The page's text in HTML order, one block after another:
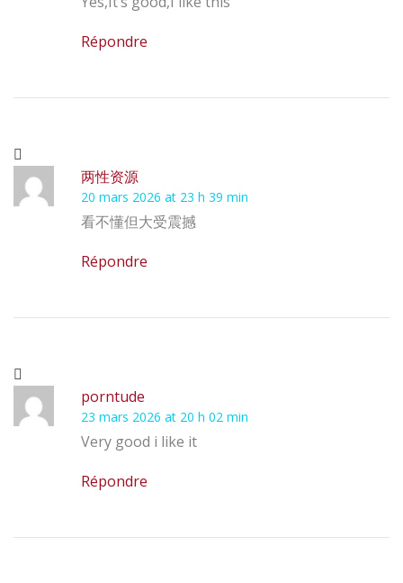
Répondre
两性资源
20 mars 2026 at 23 h 39 min
看不懂但大受震撼
Répondre
porntude
23 mars 2026 at 20 h 02 min
Very good i like it
Répondre